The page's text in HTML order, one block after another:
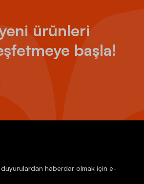
ürünleri
başla!
haberdar olmak için e-